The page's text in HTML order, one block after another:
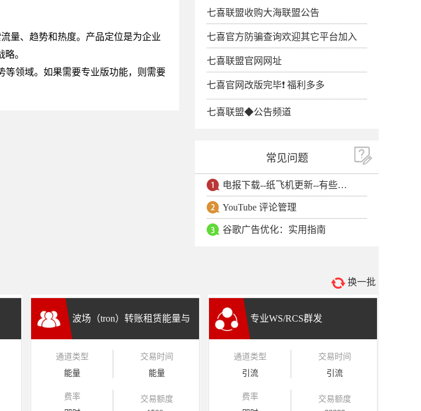
量、趋势和热度。产品定位是为企业
。
等领域。如果需要专业版功能，则需要
七喜联盟收购大海联盟公告
七喜官方防骗查询欢迎其它平台加入
七喜联盟官网网址
七喜官网改版完毕❗️ 福利多多
七喜联盟◆公告频道
常见问题
电报下载--纸飞机更新--有些用户安卓手机无法更新电报软件
YouTube 评论管理
谷歌广告优化：实用指南
换一批
波场（tron）转账租赁能量与
通道类型
能量
交易时间
能量
费率
交易额度
专业WS/RCS群发
通道类型
引流
交易时间
引流
费率
交易额度